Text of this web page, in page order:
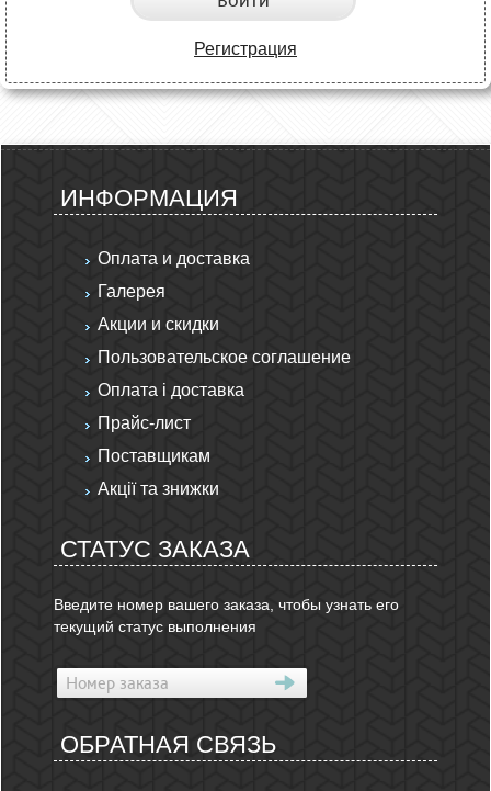
Регистрация
ИНФОРМАЦИЯ
Оплата и доставка
Галерея
Акции и скидки
Пользовательское соглашение
Оплата і доставка
Прайс-лист
Поставщикам
Акції та знижки
СТАТУС ЗАКАЗА
Введите номер вашего заказа, чтобы узнать его
текущий статус выполнения
ОБРАТНАЯ СВЯЗЬ